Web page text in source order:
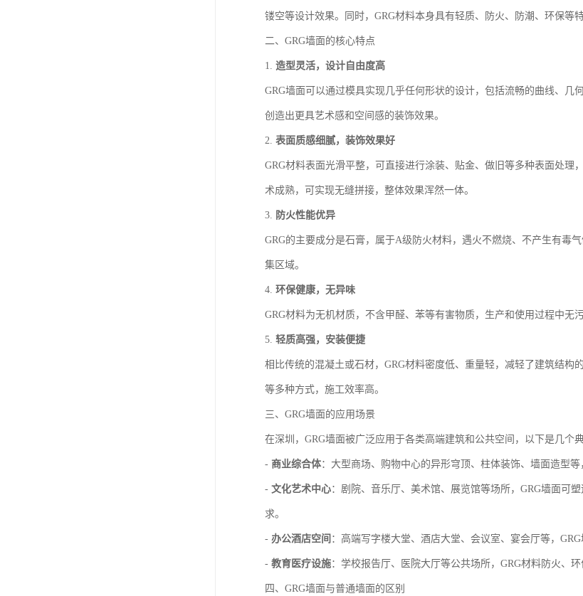
镂空等设计效果。同时，GRG材料本身具有轻质、防火、防潮、环保等
二、GRG墙面的核心特点
1. 造型灵活，设计自由度高
GRG墙面可以通过模具实现几乎任何形状的设计，包括流畅的曲线、几
创造出更具艺术感和空间感的装饰效果。
2. 表面质感细腻，装饰效果好
GRG材料表面光滑平整，可直接进行涂装、贴金、做旧等多种表面处
术成熟，可实现无缝拼接，整体效果浑然一体。
3. 防火性能优异
GRG的主要成分是石膏，属于A级防火材料，遇火不燃烧、不产生有毒
集区域。
4. 环保健康，无异味
GRG材料为无机材质，不含甲醛、苯等有害物质，生产和使用过程中无
5. 轻质高强，安装便捷
相比传统的混凝土或石材，GRG材料密度低、重量轻，减轻了建筑结
等多种方式，施工效率高。
三、GRG墙面的应用场景
在深圳，GRG墙面被广泛应用于各类高端建筑和公共空间，以下是几个
- 商业综合体：大型商场、购物中心的异形穹顶、柱体装饰、墙面造型
- 文化艺术中心：剧院、音乐厅、美术馆、展览馆等场所，GRG墙面可
求。
- 办公酒店空间 ：高端写字楼大堂、酒店大堂、会议室、宴会厅等，
- 教育医疗设施：学校报告厅、医院大厅等公共场所，GRG材料防火、
四、GRG墙面与普通墙面的区别